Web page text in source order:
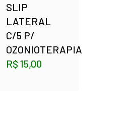
SLIP
LATERAL
C/5 P/
OZONIOTERAPIA
R$ 15,00